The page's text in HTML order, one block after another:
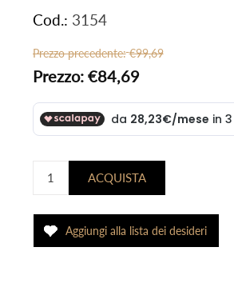
Cod.: 3154
Prezzo precedente: €99,69
Prezzo: €84,69